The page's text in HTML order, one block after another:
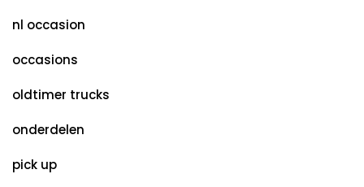
nl occasion
occasions
oldtimer trucks
onderdelen
pick up